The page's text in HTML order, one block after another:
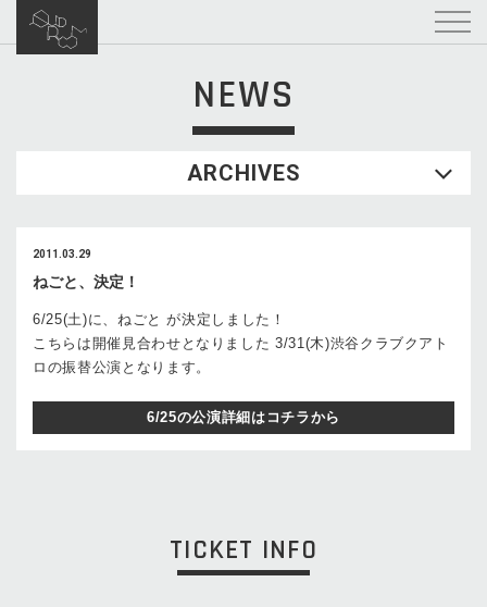
NEWS
ARCHIVES
2011.03.29
ねごと、決定！
6/25(土)に、ねごと が決定しました！
こちらは開催見合わせとなりました 3/31(木)渋谷クラブクアト
ロの振替公演となります。
6/25の公演詳細はコチラから
TICKET INFO